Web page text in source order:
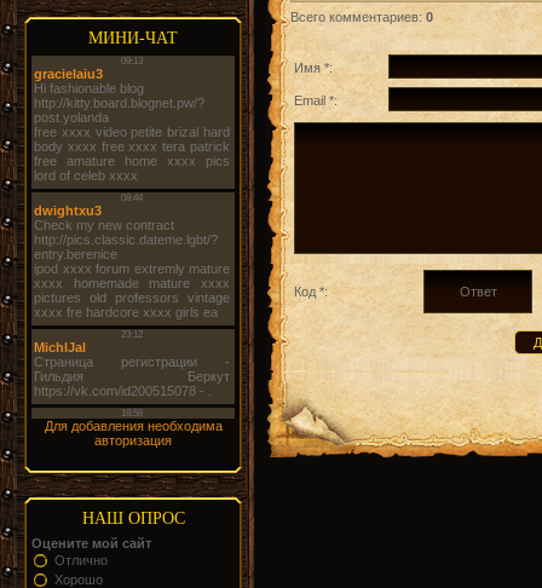
МИНИ-ЧАТ
Для добавления необходима
авторизация
НАШ ОПРОС
Оцените мой сайт
Отлично
Хорошо
Всего комментариев: 0
Имя *:
Email *:
Код *: